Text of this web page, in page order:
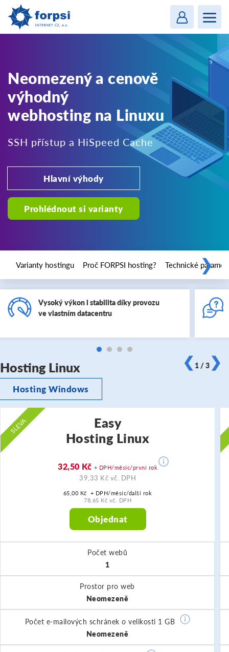
Neomezený a cenově
výhodný
webhosting na Linuxu
SSH přístup a HiSpeed Cache
Hlavní výhody
Prohlédnout si varianty
Varianty hostingu Proč FORPSI hosting? Technické ❯
Vysoký výkon i stabilita díky provozu
ve vlastním datacentru
Hosting Linux
Hosting Windows
❮ 1 / 3❯
SLEVA
Easy
Hosting Linux
32,50 Kč + DPH/měsíc/první rok
39,33 Kč vč. DPH
65,00 Kč + DPH/měsíc/další rok
78,65 Kč vč. DPH
Objednat
Počet webů
1
Prostor pro web
Neomezeně
Počet e-mailových schránek o velikosti 1 GB
Neomezeně
MENU
Login